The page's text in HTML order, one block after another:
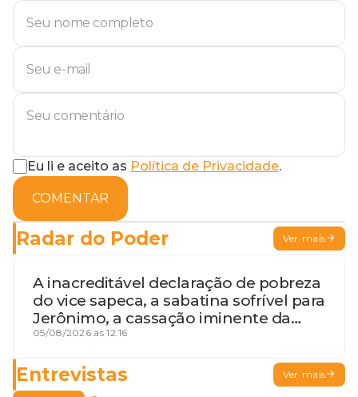
Eu li e aceito as Política de Privacidade.
COMENTAR
Radar do Poder Ver mais
A inacreditável declaração de pobreza
do vice sapeca, a sabatina sofrível para
Jerônimo, a cassação iminente da
desembargadora e a vaga do Quinto
05/08/2026 às 12:16
Entrevistas Ver mais